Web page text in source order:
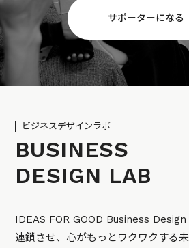
サポーターになる
ビジネスデザインラボ
BUSINESS
DESIGN LAB
IDEAS FOR GOOD Business
連鎖させ、心がもっとワクワクする